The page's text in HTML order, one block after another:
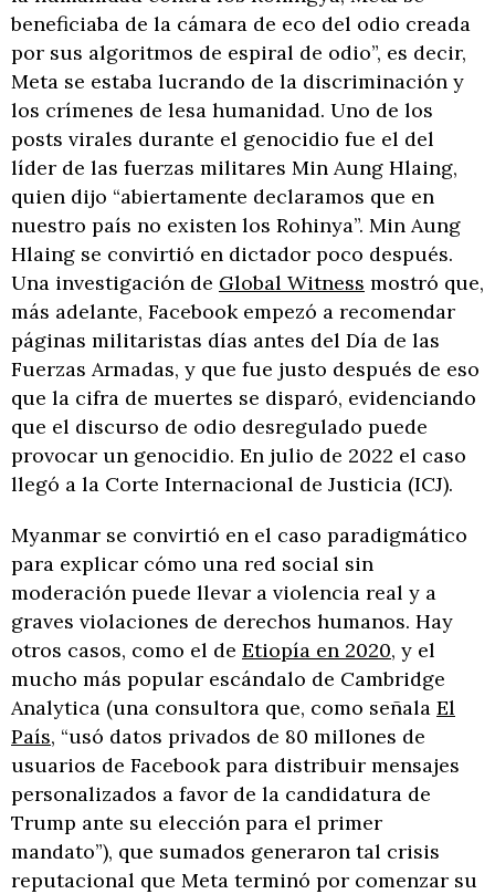
beneficiaba de la cámara de eco del odio creada
por sus algoritmos de espiral de odio”, es decir,
Meta se estaba lucrando de la discriminación y
los crímenes de lesa humanidad. Uno de los
posts virales durante el genocidio fue el del
líder de las fuerzas militares Min Aung Hlaing,
quien dijo “abiertamente declaramos que en
nuestro país no existen los Rohinya”. Min Aung
Hlaing se convirtió en dictador poco después.
Una investigación de Global Witness mostró que,
más adelante, Facebook empezó a recomendar
páginas militaristas días antes del Día de las
Fuerzas Armadas, y que fue justo después de eso
que la cifra de muertes se disparó, evidenciando
que el discurso de odio desregulado puede
provocar un genocidio. En julio de 2022 el caso
llegó a la Corte Internacional de Justicia (ICJ).
Myanmar se convirtió en el caso paradigmático
para explicar cómo una red social sin
moderación puede llevar a violencia real y a
graves violaciones de derechos humanos. Hay
otros casos, como el de Etiopía en 2020, y el
mucho más popular escándalo de Cambridge
Analytica (una consultora que, como señala El
País, “usó datos privados de 80 millones de
usuarios de Facebook para distribuir mensajes
personalizados a favor de la candidatura de
Trump ante su elección para el primer
mandato”), que sumados generaron tal crisis
reputacional que Meta terminó por comenzar su